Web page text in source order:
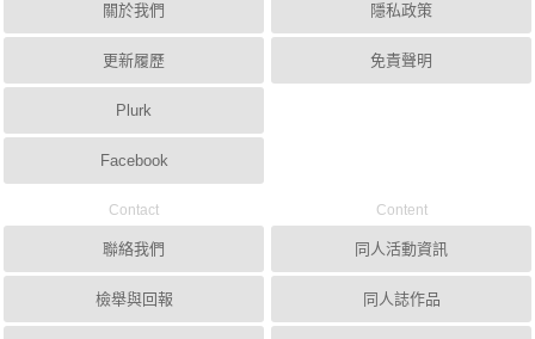
關於我們
更新履歷
Plurk
Facebook
隱私政策
免責聲明
Contact
聯絡我們
檢舉與回報
Content
同人活動資訊
同人誌作品